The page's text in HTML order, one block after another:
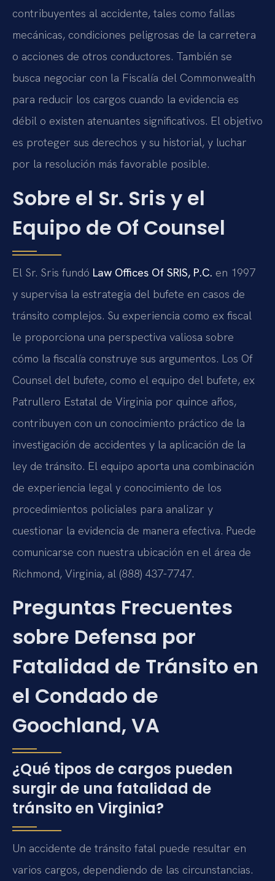
contribuyentes al accidente, tales como fallas
mecánicas, condiciones peligrosas de la carretera
o acciones de otros conductores. También se
busca negociar con la Fiscalía del Commonwealth
para reducir los cargos cuando la evidencia es
débil o existen atenuantes significativos. El objetivo
es proteger sus derechos y su historial, y luchar
por la resolución más favorable posible.
Sobre el Sr. Sris y el
Equipo de Of Counsel
El Sr. Sris fundó Law Offices Of SRIS, P.C. en 1997
y supervisa la estrategia del bufete en casos de
tránsito complejos. Su experiencia como ex fiscal
le proporciona una perspectiva valiosa sobre
cómo la fiscalía construye sus argumentos. Los Of
Counsel del bufete, como el equipo del bufete, ex
Patrullero Estatal de Virginia por quince años,
contribuyen con un conocimiento práctico de la
investigación de accidentes y la aplicación de la
ley de tránsito. El equipo aporta una combinación
de experiencia legal y conocimiento de los
procedimientos policiales para analizar y
cuestionar la evidencia de manera efectiva. Puede
comunicarse con nuestra ubicación en el área de
Richmond, Virginia, al (888) 437-7747.
Preguntas Frecuentes
sobre Defensa por
Fatalidad de Tránsito en
el Condado de
Goochland, VA
¿Qué tipos de cargos pueden
surgir de una fatalidad de
tránsito en Virginia?
Un accidente de tránsito fatal puede resultar en
varios cargos, dependiendo de las circunstancias.